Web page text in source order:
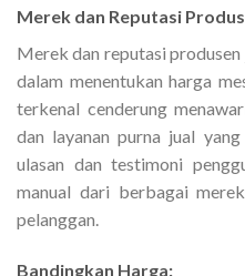
Merek dan Reputasi
Merek dan reputasi
dalam menentukan harga
terkenal cenderung
dan layanan purna jual
ulasan dan testimoni
manual dari berbagai
pelanggan.
Bandingkan Harga: